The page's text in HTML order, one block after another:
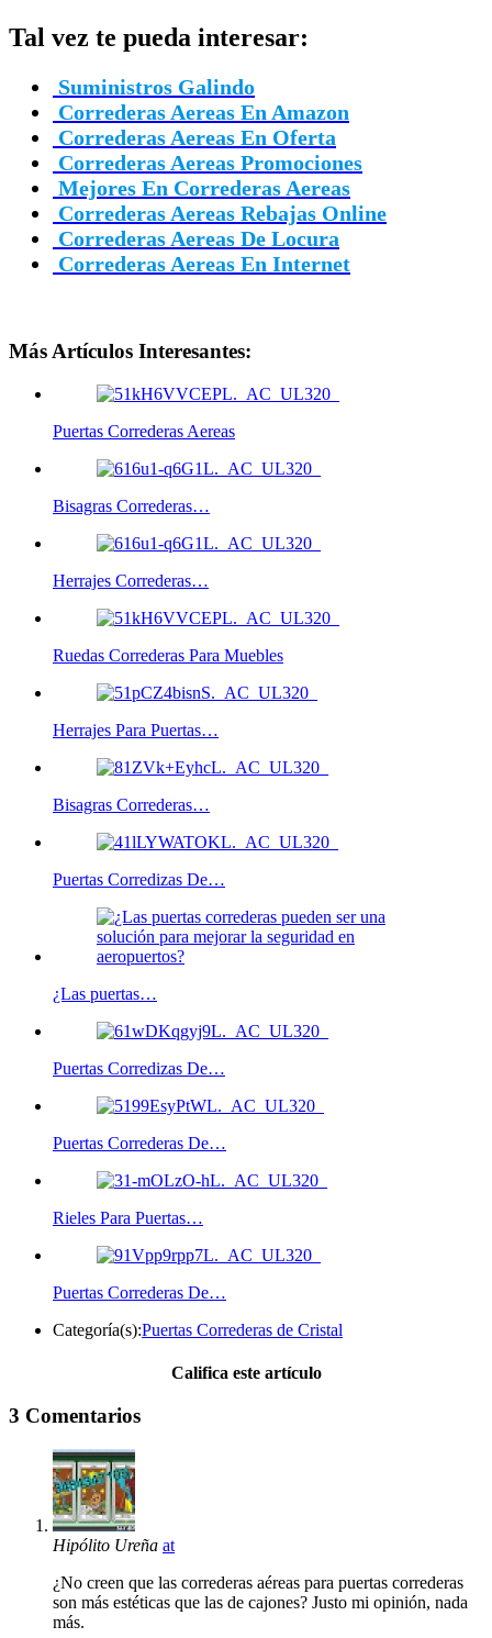
Tal vez te pueda interesar:
Suministros Galindo
Correderas Aereas En Amazon
Correderas Aereas En Oferta
Correderas Aereas Promociones
Mejores En Correderas Aereas
Correderas Aereas Rebajas Online
Correderas Aereas De Locura
Correderas Aereas En Internet
Más Artículos Interesantes:
Puertas Correderas Aereas
Bisagras Correderas…
Herrajes Correderas…
Ruedas Correderas Para Muebles
Herrajes Para Puertas…
Bisagras Correderas…
Puertas Corredizas De…
¿Las puertas…
Puertas Corredizas De…
Puertas Correderas De…
Rieles Para Puertas…
Puertas Correderas De…
Categoría(s):Puertas Correderas de Cristal
Califica este artículo
3 Comentarios
Hipólito Ureña at
¿No creen que las correderas aéreas para puertas correderas
son más estéticas que las de cajones? Justo mi opinión, nada
más.